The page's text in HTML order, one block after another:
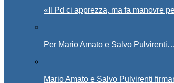
«Il Pd ci apprezza, ma fa manovre
Per Mario Amato e Salvo
Mario Amato e Salvo Pulvirenti